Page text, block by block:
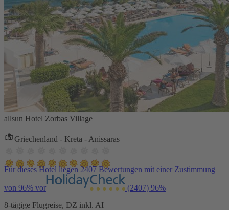
allsun Hotel Zorbas Village
Griechenland - Kreta - Anissaras
Für dieses Hotel liegen 2407 Bewertungen mit einer Zustimmung
von 96% vor (2407) 96%
8-tägige Flugreise, DZ inkl. AI